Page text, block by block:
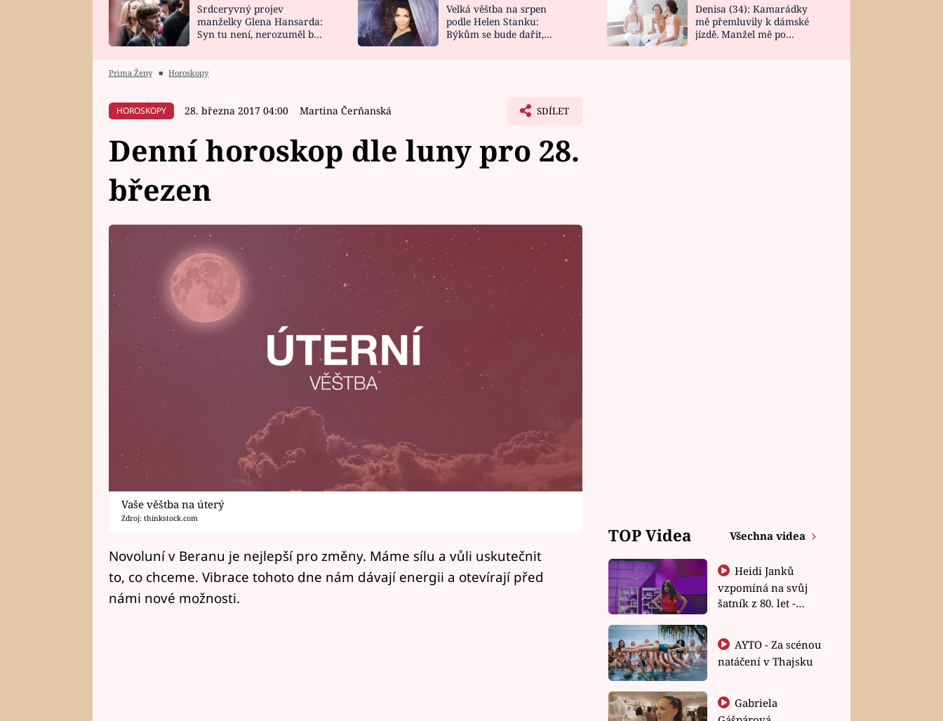
HOROSKOP NA
CELEBRITY
VAŘENÍ
NOVINKY
VIDEORECEPTY
DESIGN
Srdceryvný projev
manželky Glena Hansarda:
Syn tu není, nerozuměl by
Velká věštba na srpen
podle Helen Stanku:
Býkům se bude dařit,
Denisa (34): Kamarádky
mě přemluvily k dámské
jízdě. Manžel mě po
Prima Ženy ■ Horoskopy
HOROSKOPY 28. března 2017 04:00 Martina Čerňanská SDÍLET
Denní horoskop dle luny pro 28.
březen
Vaše věštba na úterý
Zdroj: thinkstock.com
Novoluní v Beranu je nejlepší pro změny. Máme sílu a vůli uskutečnit
to, co chceme. Vibrace tohoto dne nám dávají energii a otevírají před
námi nové možnosti.
TOP Videa Všechna videa
Heidi Janků
vzpomíná na svůj
šatník z 80. let -
natáčení v Thajsku
Gabriela